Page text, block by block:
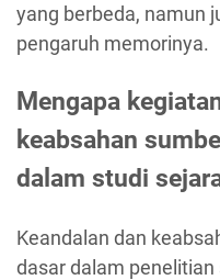
yang berbeda, namun
pengaruh memorinya.
Mengapa
keabsahan
dalam studi
Keandalan dan
dasar dalam